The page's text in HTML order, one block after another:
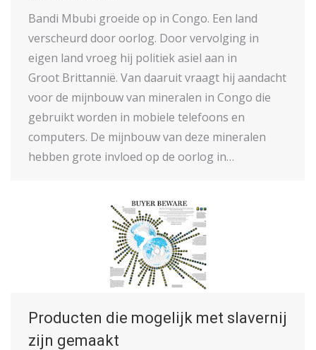
Bandi Mbubi groeide op in Congo. Een land
verscheurd door oorlog. Door vervolging in
eigen land vroeg hij politiek asiel aan in
Groot Brittannië. Van daaruit vraagt hij aandacht
voor de mijnbouw van mineralen in Congo die
gebruikt worden in mobiele telefoons en
computers. De mijnbouw van deze mineralen
hebben grote invloed op de oorlog in…
Producten die mogelijk met slavernij
zijn gemaakt